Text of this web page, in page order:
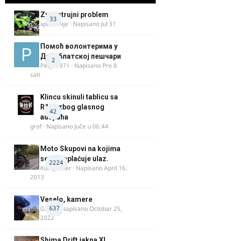
33
Zx9r strujni problem
xpetronije · Napisano Jul 31
2
Помоћ волонтерима у
Делиблатској пешчари
Pedja1971 · Napisano Pre 8
sati
42
Klincu skinuli tablicu sa
R125 zbog glasnog
auspuha
grof· Napisano Juče u 06:44
2224
Moto Skupovi na kojima
se ne naplaćuje ulaz.
Kum_Mixer · NapisanoApril 16,
2013
637
Veselo, kamere
GR 46· NapisanoOctobar 25,
2022